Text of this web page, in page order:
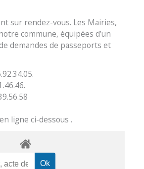
sur rendez-vous. Les Mairies,
commune, équipées d’un
demandes de passeports et
ligne ci-dessous .